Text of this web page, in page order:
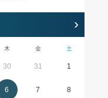
›
木 金 土
30 31 1
6 7 8